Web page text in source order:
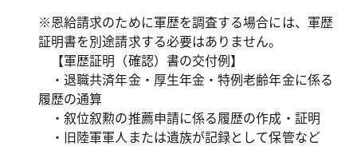
※恩給請求のために軍歴を調査する場合には、軍歴
証明書を別途請求する必要はありません。
【軍歴証明（確認）書の交付例】
・退職共済年金・厚生年金・特例老齢年金に係る
履歴の通算
・叙位叙勲の推薦申請に係る履歴の作成・証明
・旧陸軍軍人または遺族が記録として保管など